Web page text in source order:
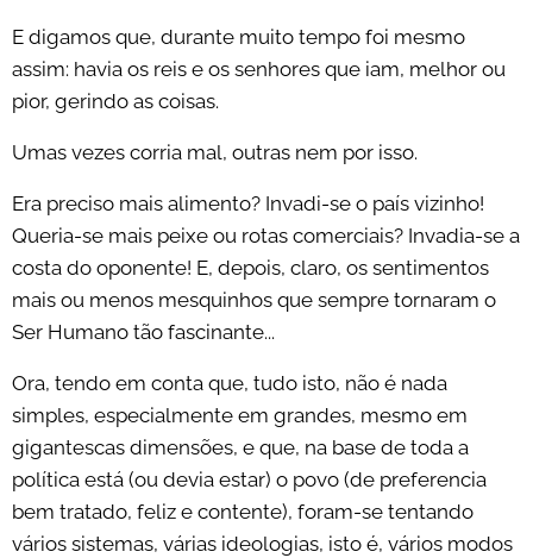
E digamos que, durante muito tempo foi mesmo
assim: havia os reis e os senhores que iam, melhor ou
pior, gerindo as coisas.
Umas vezes corria mal, outras nem por isso.
Era preciso mais alimento? Invadi-se o país vizinho!
Queria-se mais peixe ou rotas comerciais? Invadia-se a
costa do oponente! E, depois, claro, os sentimentos
mais ou menos mesquinhos que sempre tornaram o
Ser Humano tão fascinante...
Ora, tendo em conta que, tudo isto, não é nada
simples, especialmente em grandes, mesmo em
gigantescas dimensões, e que, na base de toda a
política está (ou devia estar) o povo (de preferencia
bem tratado, feliz e contente), foram-se tentando
vários sistemas, várias ideologias, isto é, vários modos